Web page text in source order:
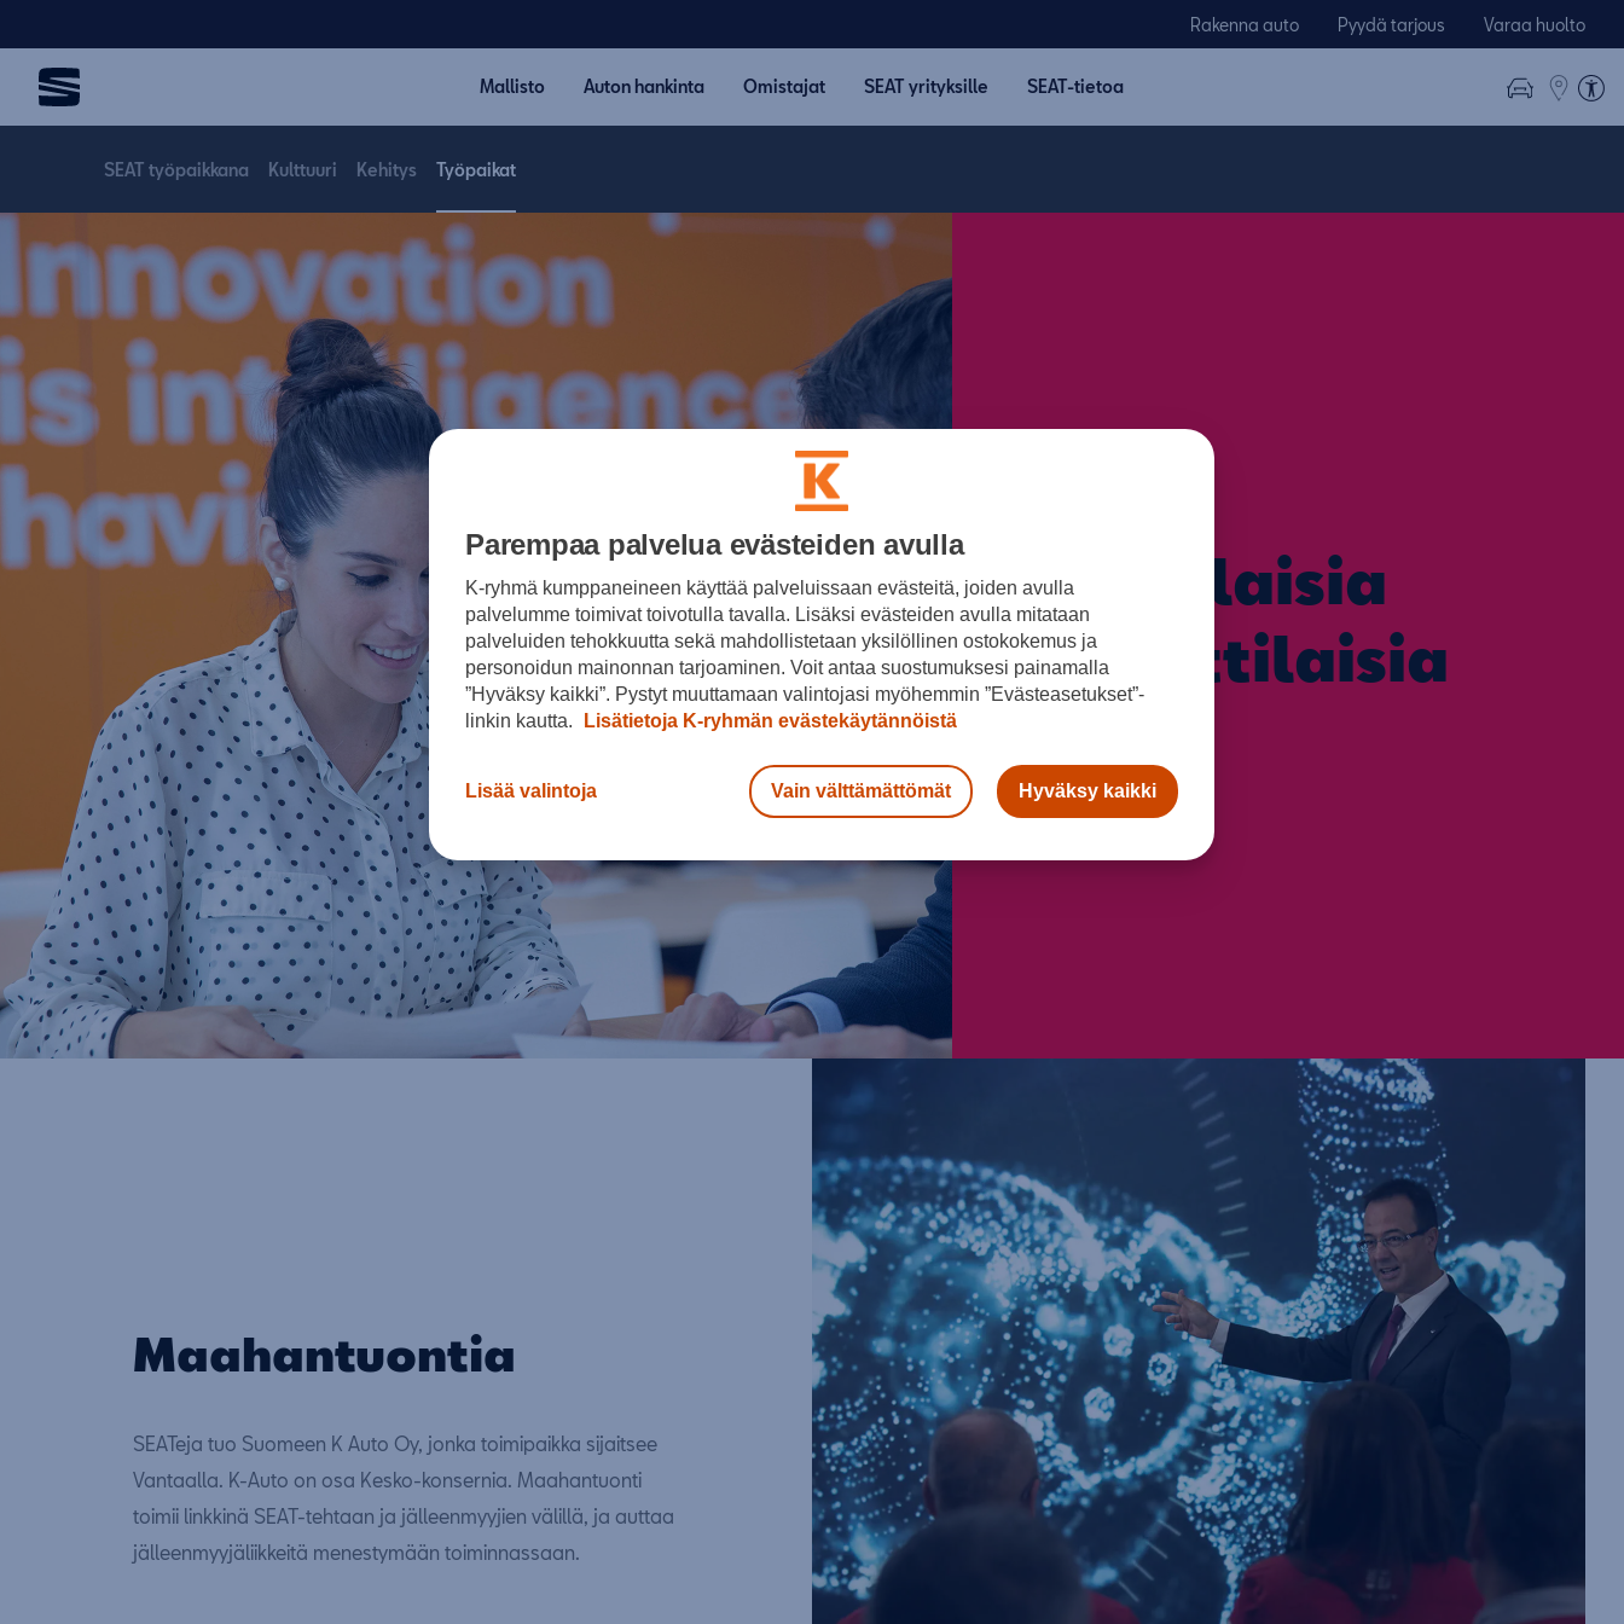
Rakenna auto Pyydä tarjous Varaa huolto
Mallisto Auton hankinta Omistajat SEAT yrityksille SEAT-tietoa
SEAT työpaikkana Kulttuuri Kehitys Työpaikat
Monenlaisia
ammattilaisia
Maahantuontia
SEATeja tuo Suomeen K Auto Oy, jonka toimipaikka sijaitsee
Vantaalla. K-Auto on osa Kesko-konsernia. Maahantuonti
toimii linkkinä SEAT-tehtaan ja jälleenmyyjien välillä, ja auttaa
jälleenmyyjäliikkeitä menestymään toiminnassaan.
Parempaa palvelua evästeiden avulla
K-ryhmä kumppaneineen käyttää palveluissaan evästeitä, joiden avulla
palvelumme toimivat toivotulla tavalla. Lisäksi evästeiden avulla mitataan
palveluiden tehokkuutta sekä mahdollistetaan yksilöllinen ostokokemus ja
personoidun mainonnan tarjoaminen. Voit antaa suostumuksesi painamalla
”Hyväksy kaikki”. Pystyt muuttamaan valintojasi myöhemmin ”Evästeasetukset”-
linkin kautta.
Lisätietoja K-ryhmän evästekäytännöistä
Lisää valintoja Vain välttämättömät Hyväksy kaikki